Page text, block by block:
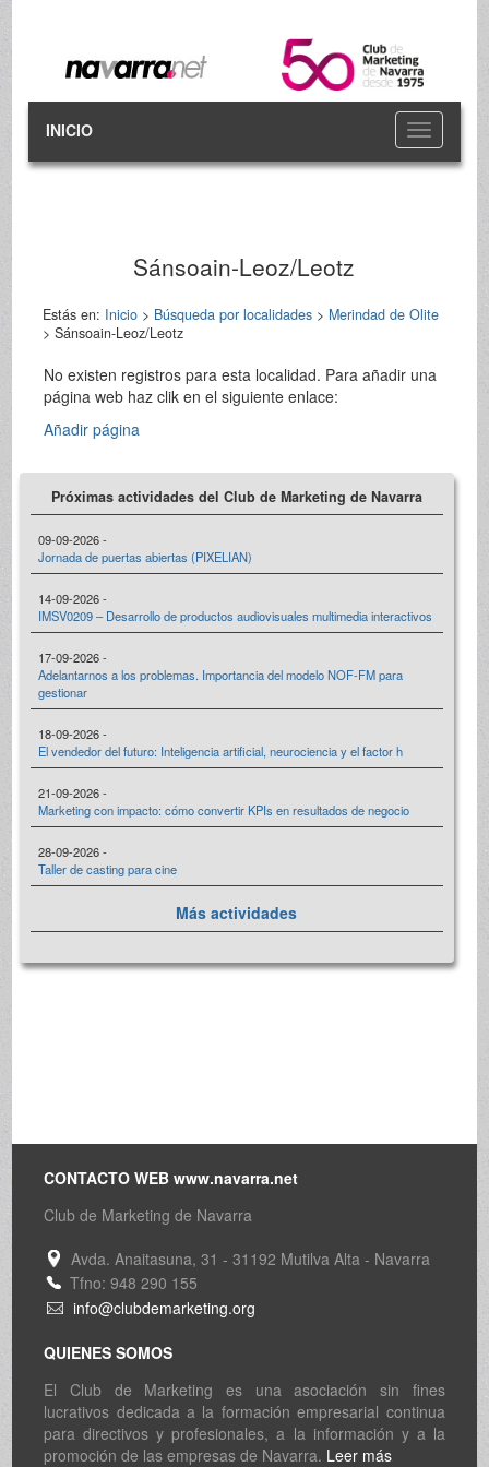
Toggle
navigation
INICIO
Sánsoain-Leoz/Leotz
Estás en: Inicio> Búsqueda por localidades> Merindad de Olite
> Sánsoain-Leoz/Leotz
No existen registros para esta localidad. Para añadir una
página web haz clik en el siguiente enlace:
Añadir página
Próximas actividades del Club de Marketing de Navarra
09-09-2026 -
Jornada de puertas abiertas (PIXELIAN)
14-09-2026 -
IMSV0209 – Desarrollo de productos audiovisuales multimedia interactivos
17-09-2026 -
Adelantarnos a los problemas. Importancia del modelo NOF-FM para
gestionar
18-09-2026 -
El vendedor del futuro: Inteligencia artificial, neurociencia y el factor h
21-09-2026 -
Marketing con impacto: cómo convertir KPIs en resultados de negocio
28-09-2026 -
Taller de casting para cine
Más actividades
CONTACTO WEB www.navarra.net
Club de Marketing de Navarra
Avda. Anaitasuna, 31 - 31192 Mutilva Alta - Navarra
Tfno: 948 290 155
info@clubdemarketing.org
QUIENES SOMOS
El Club de Marketing es una asociación sin fines
lucrativos dedicada a la formación empresarial continua
para directivos y profesionales, a la información y a la
promoción de las empresas de Navarra. Leer más